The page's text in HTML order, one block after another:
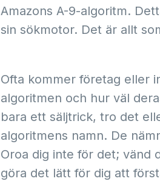
Amazons A-9-algoritm.
sin sökmotor. Det är allt
Ofta kommer företag eller
algoritmen och hur väl
bara ett säljtrick, tro det
algoritmens namn. De
Oroa dig inte för det; vänd
göra det lätt för dig att